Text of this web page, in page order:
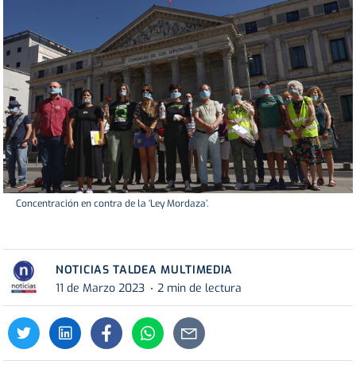
Concentración en contra de la ‘Ley Mordaza’.
NOTICIAS TALDEA MULTIMEDIA
11 de Marzo 2023
2 min de lectura